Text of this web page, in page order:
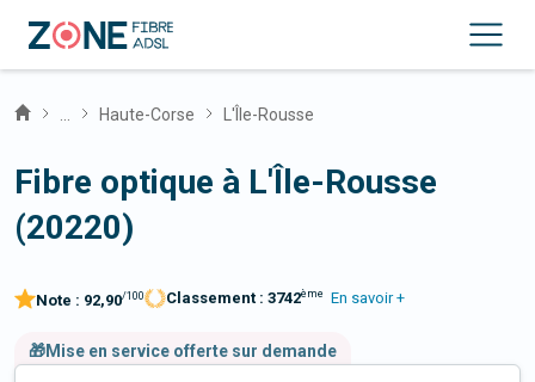
Haute-Corse L'Île-Rousse
Fibre optique à L'Île-Rousse
(20220)
Note : 92,90/100 Classement : 3742ème En savoir +
🎁Mise en service offerte sur demande